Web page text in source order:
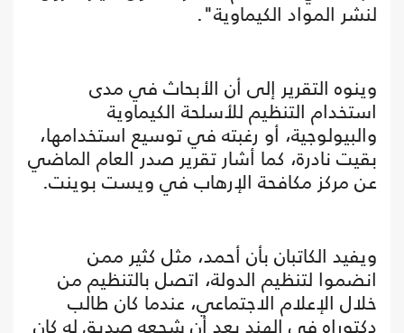
لنشر المواد الكيماوية".
وينوه التقرير إلى أن الأبحاث في مدى
استخدام التنظيم للأسلحة الكيماوية
والبيولوجية، أو رغبته في توسيع استخدامها،
بقيت نادرة، كما أشار تقرير صدر العام الماضي
عن مركز مكافحة الإرهاب في ويست بوينت.
ويفيد الكاتبان بأن أحمد، مثل كثير ممن
انضموا لتنظيم الدولة، اتصل بالتنظيم من
خلال الإعلام الاجتماعي، عندما كان طالب
دكتوراه في الهند بعد أن شجعه صديق له كان